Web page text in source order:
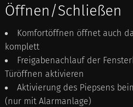
Öffnen/Schließen
Komfortöffnen öffnet auch
komplett
Freigabenachlauf der
Türöffnen aktivieren
Aktivierung des Piepsens
(nur mit Alarmanlage)